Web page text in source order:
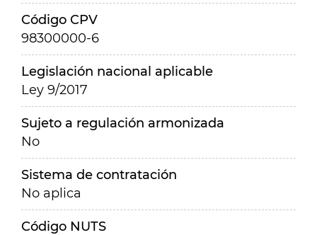
Código CPV
98300000-6
Legislación nacional aplicable
Ley 9/2017
Sujeto a regulación armonizada
No
Sistema de contratación
No aplica
Código NUTS